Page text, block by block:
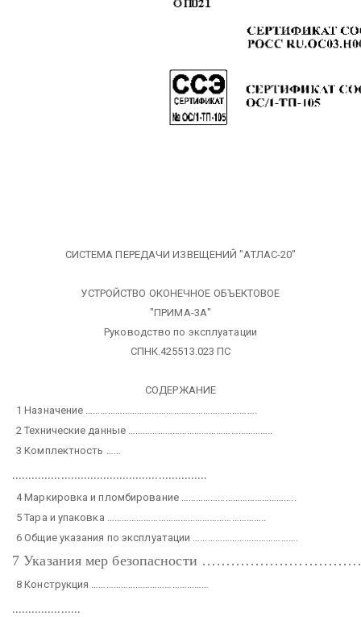
СИСТЕМА ПЕРЕДАЧИ ИЗВЕЩЕНИЙ "АТЛАС-20"
УСТРОЙСТВО ОКОНЕЧНОЕ ОБЪЕКТОВОЕ
"ПРИМА-3А"
Руководство по эксплуатации
СПНК.425513.023 ПС
СОДЕРЖАНИЕ
1 Назначение …………………………………………………………….
2 Технические данные …………………………………………………..
3 Комплектность ……
……………………………………………………
4 Маркировка и пломбирование ………………………………………..
5 Тара и упаковка ………………………………………………………..
6 Общие указания по эксплуатации …………………………………….
7 Указания мер безопасности
8 Конструкция …………………………………………
…………………